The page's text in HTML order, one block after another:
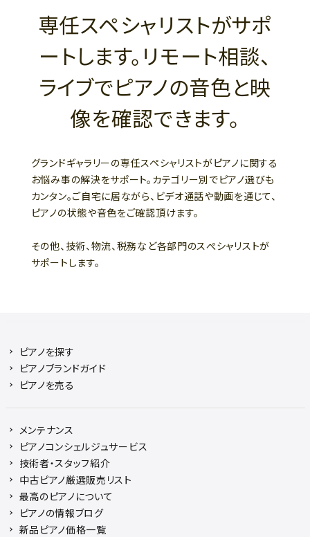
専任スペシャリストがサポ
ートします。リモート相談、
ライブでピアノの音色と映
像を確認できます。
グランドギャラリーの専任スペシャリストがピアノに関する
お悩み事の解決をサポート。カテゴリー別でピアノ選びも
カンタン。ご自宅に居ながら、ビデオ通話や動画を通じて、
ピアノの状態や音色をご確認頂けます。
その他、技術、物流、税務など各部門のスぺシャリストが
サポートします。
ピアノを探す
ピアノブランドガイド
ピアノを売る
メンテナンス
ピアノコンシェルジュサービス
技術者・スタッフ紹介
中古ピアノ厳選販売リスト
最高のピアノについて
ピアノの情報ブログ
新品ピアノ価格一覧